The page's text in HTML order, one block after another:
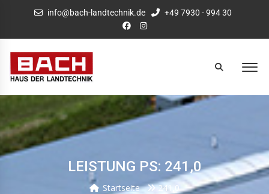
info@bach-landtechnik.de +49 7930 - 994 30
LEISTUNG PS: 241,0
Startseite 241,0